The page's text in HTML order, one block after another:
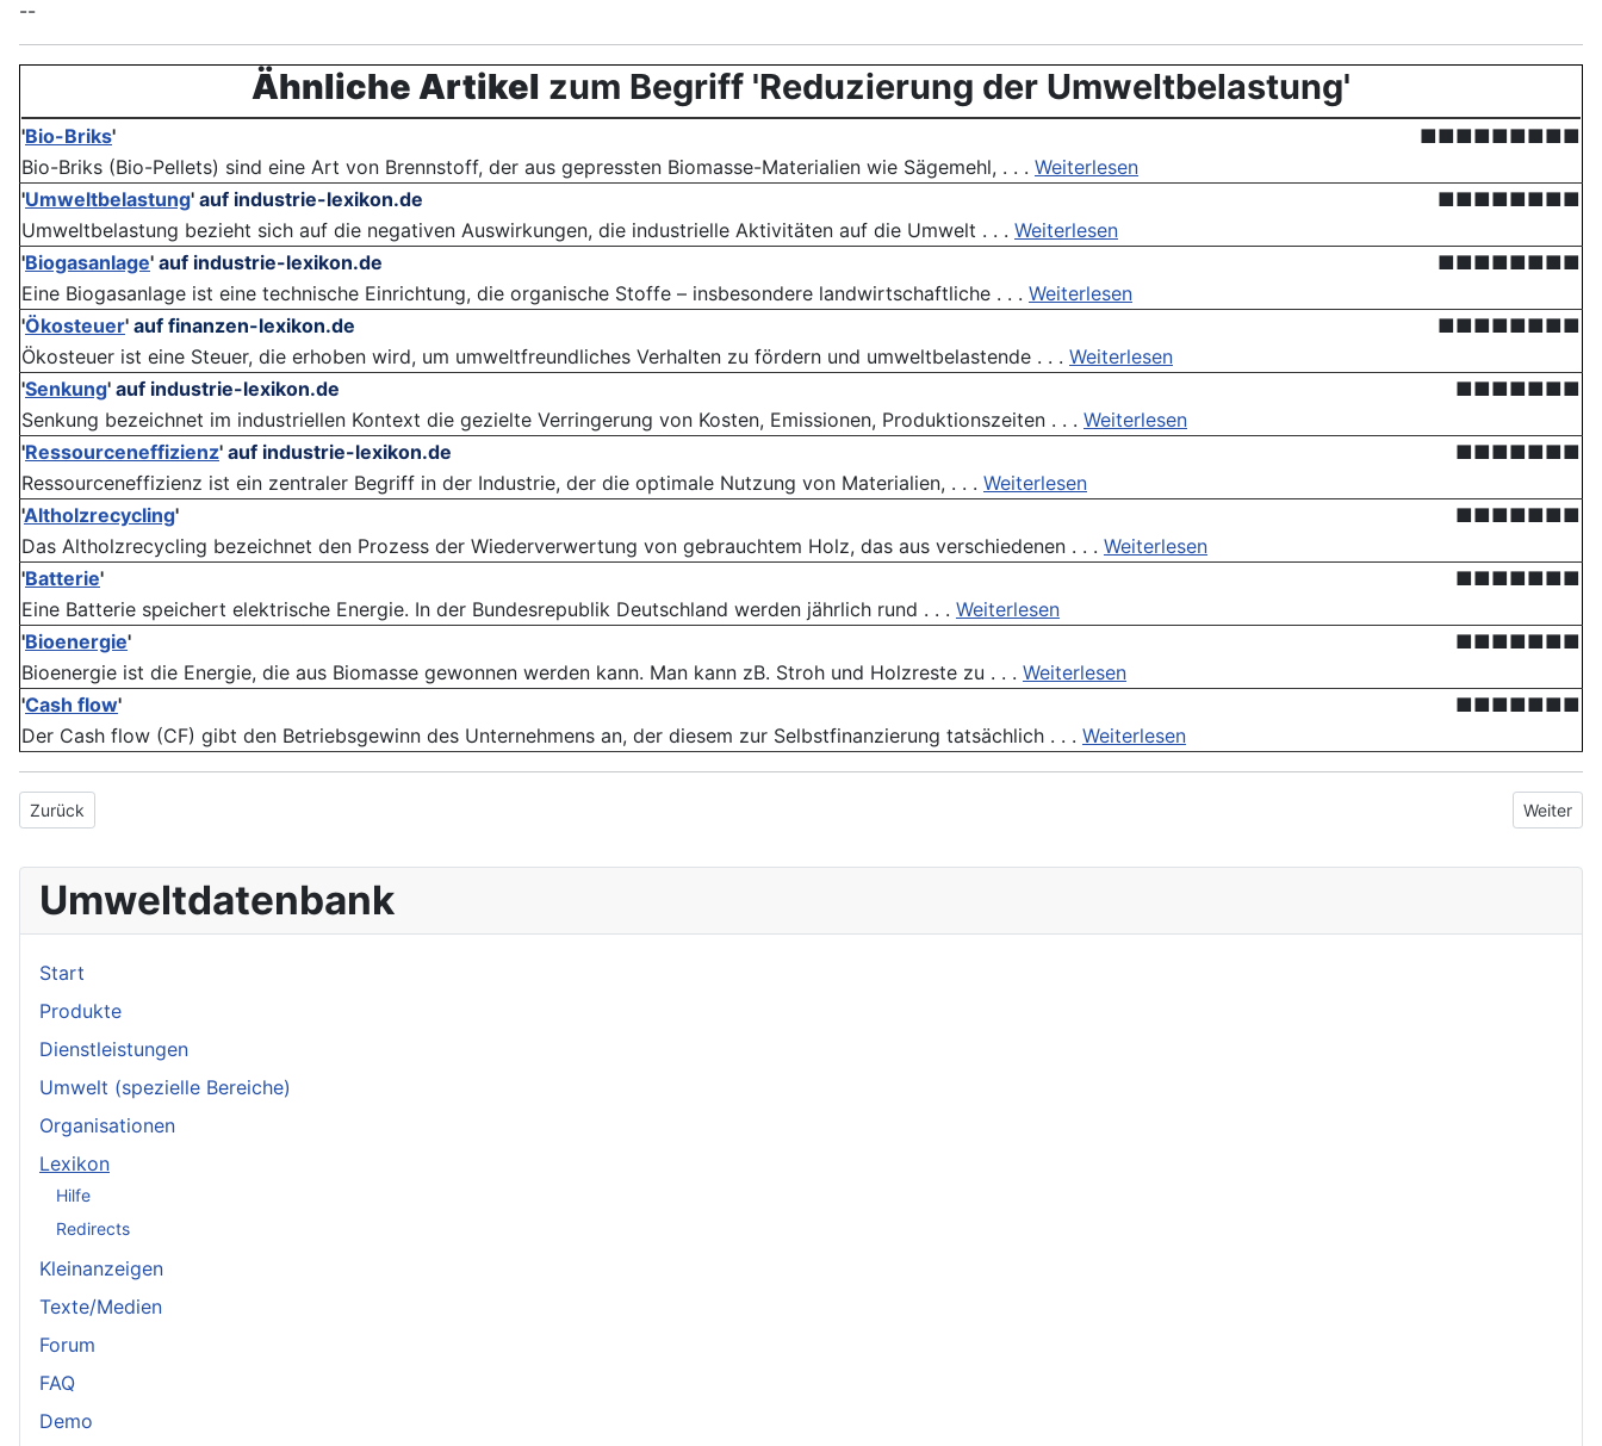
--
Ähnliche Artikel zum Begriff 'Reduzierung der Umweltbelastung'
'Bio-Briks'
■■■■■■■■■
Bio-Briks (Bio-Pellets) sind eine Art von Brennstoff, der aus gepressten Biomasse-Materialien wie Sägemehl, . . . Weiterlesen
'Umweltbelastung' auf industrie-lexikon.de
■■■■■■■■
Umweltbelastung bezieht sich auf die negativen Auswirkungen, die industrielle Aktivitäten auf die Umwelt . . . Weiterlesen
'Biogasanlage' auf industrie-lexikon.de
■■■■■■■■
Eine Biogasanlage ist eine technische Einrichtung, die organische Stoffe – insbesondere landwirtschaftliche . . . Weiterlesen
'Ökosteuer' auf finanzen-lexikon.de
■■■■■■■■
Ökosteuer ist eine Steuer, die erhoben wird, um umweltfreundliches Verhalten zu fördern und umweltbelastende . . . Weiterlesen
'Senkung' auf industrie-lexikon.de
■■■■■■■
Senkung bezeichnet im industriellen Kontext die gezielte Verringerung von Kosten, Emissionen, Produktionszeiten . . . Weiterlesen
'Ressourceneffizienz' auf industrie-lexikon.de
■■■■■■■
Ressourceneffizienz ist ein zentraler Begriff in der Industrie, der die optimale Nutzung von Materialien, . . . Weiterlesen
'Altholzrecycling'
■■■■■■■
Das Altholzrecycling bezeichnet den Prozess der Wiederverwertung von gebrauchtem Holz, das aus verschiedenen . . . Weiterlesen
'Batterie'
■■■■■■■
Eine Batterie speichert elektrische Energie. In der Bundesrepublik Deutschland werden jährlich rund . . . Weiterlesen
'Bioenergie'
■■■■■■■
Bioenergie ist die Energie, die aus Biomasse gewonnen werden kann. Man kann zB. Stroh und Holzreste zu . . . Weiterlesen
'Cash flow'
■■■■■■■
Der Cash flow (CF) gibt den Betriebsgewinn des Unternehmens an, der diesem zur Selbstfinanzierung tatsächlich . . . Weiterlesen
Vorheriger Beitrag: Reduzent
Zurück Nächster
Weiter
Umweltdatenbank
Start
Produkte
Dienstleistungen
Umwelt (spezielle Bereiche)
Organisationen
Lexikon
Hilfe
Redirects
Kleinanzeigen
Texte/Medien
Forum
FAQ
Demo